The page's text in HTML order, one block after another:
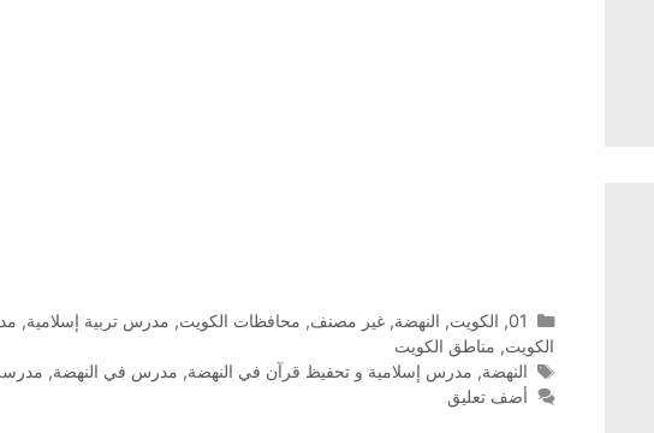
التصنيفات
01
, الكويت, النهضة, غير مصنف, محافظات الكويت, مدرس تربية إسلامية,
الكويت, مناطق الكويت
الوسوم
النهضة, مدرس إسلامية و تحفيظ قرآن في النهضة, مدرس في النهضة,
أضف تعليق